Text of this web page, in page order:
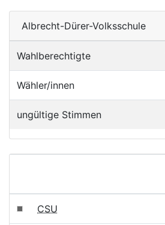
Albrecht-Dürer-Volksschule
Wahlberechtigte
Wähler/innen
ungültige Stimmen
CSU